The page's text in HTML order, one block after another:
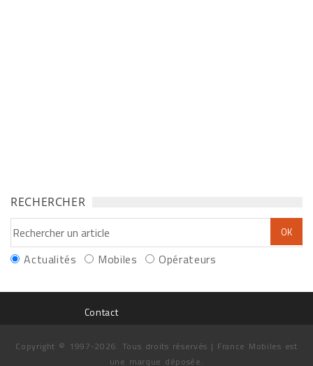
RECHERCHER
Actualités Mobiles Opérateurs
Contact
Copyright © 1997-2026. Tous droits réservés | France Mobiles est
une marque déposée.